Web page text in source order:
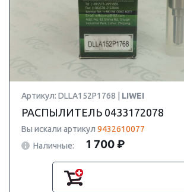
Артикул: DLLA152P1768 | LIWEI
РАСПЫЛИТЕЛЬ 0433172078
Вы искали артикул 9432610077
Наличные:
1 700 ₽